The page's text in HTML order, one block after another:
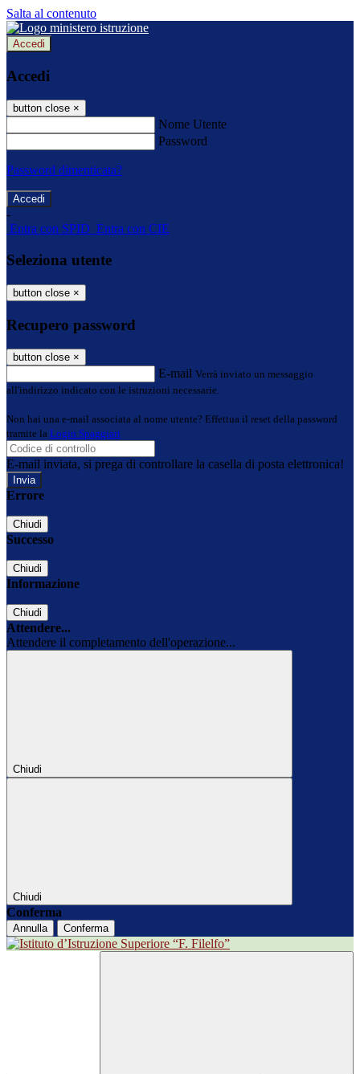
Salta al contenuto
Accedi
Accedi
button close ×
Nome Utente
Password
Password dimenticata?
-
Entra con SPID Entra con CIE
Seleziona utente
button close ×
Recupero password
button close ×
E-mail Verrà inviato un messaggio
all'indirizzo indicato con le istruzioni necessarie.
Non hai una e-mail associata al nome utente? Effettua il reset della password
tramite la Login Spaggiari
E-mail inviata, si prega di controllare la casella di posta elettronica!
Errore
Chiudi
Successo
Chiudi
Informazione
Chiudi
Attendere...
Attendere il completamento dell'operazione...
Chiudi
Chiudi
Conferma
Annulla Conferma